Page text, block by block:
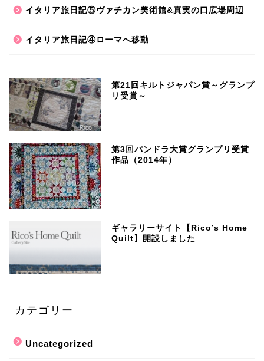
イタリア旅日記⑤ヴァチカン美術館&真実の口広場周辺
イタリア旅日記④ローマへ移動
第21回キルトジャパン賞～グランプ
リ受賞～
第3回パンドラ大賞グランプリ受賞
作品（2014年）
ギャラリーサイト【Rico’s Home
Quilt】開設しました
カテゴリー
Uncategorized